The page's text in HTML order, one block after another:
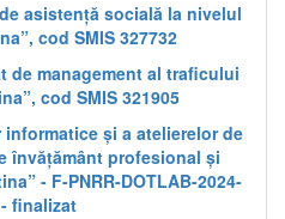
asistență socială la nivelul
cod SMIS 327732
de management al traficului
cod SMIS 321905
și a atelierelor de
învățământ profesional și
- F-PNRR-DOTLAB-2024-
finalizat